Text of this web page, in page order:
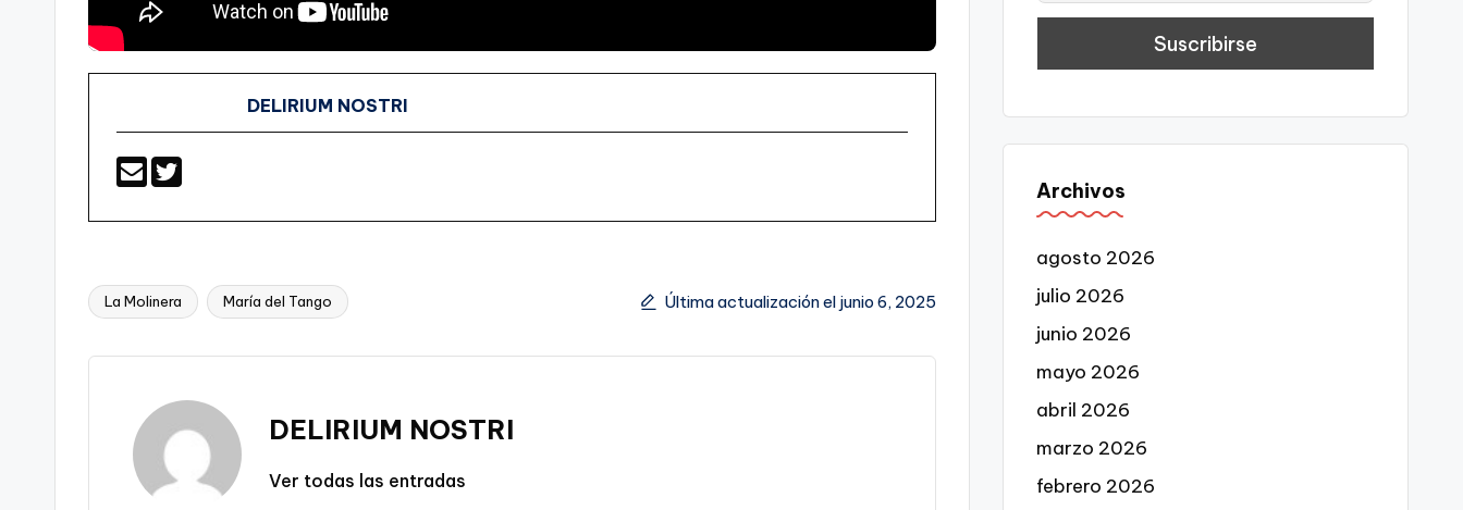
DELIRIUM NOSTRI
Etiquetas:
La Molinera María del Tango Última actualización el junio 6, 2025
DELIRIUM NOSTRI
Ver todas las entradas
Archivos
agosto 2026
julio 2026
junio 2026
mayo 2026
abril 2026
marzo 2026
febrero 2026